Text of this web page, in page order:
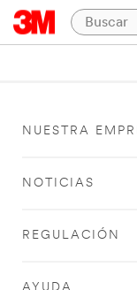
NUESTRA
NOTICIAS
REGULACIÓN